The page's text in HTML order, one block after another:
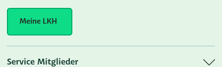
Meine LKH
Service Mitglieder